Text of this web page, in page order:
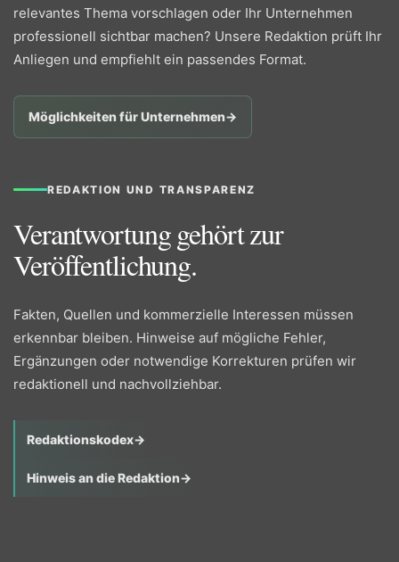
relevantes Thema vorschlagen oder Ihr Unternehmen
professionell sichtbar machen? Unsere Redaktion prüft Ihr
Anliegen und empfiehlt ein passendes Format.
Möglichkeiten für Unternehmen→
REDAKTION UND TRANSPARENZ
Verantwortung gehört zur
Veröffentlichung.
Fakten, Quellen und kommerzielle Interessen müssen
erkennbar bleiben. Hinweise auf mögliche Fehler,
Ergänzungen oder notwendige Korrekturen prüfen wir
redaktionell und nachvollziehbar.
Redaktionskodex→
Hinweis an die Redaktion→